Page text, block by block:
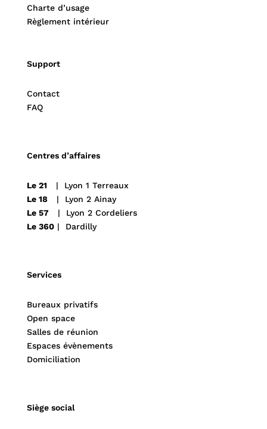
Charte d’usage
Règlement intérieur
Support
Contact
FAQ
Centres d’affaires
Le 21 | Lyon 1 Terreaux
Le 18| Lyon 2 Ainay
Le 57 | Lyon 2 Cordeliers
Le 360| Dardilly
Services
Bureaux privatifs
Open space
Salles de réunion
Espaces évènements
Domiciliation
Siège social